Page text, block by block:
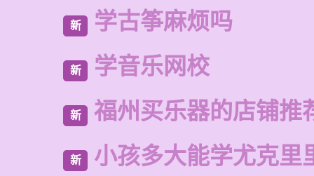
新 学古筝麻烦吗
新 学音乐网校
新 福州买乐器的店铺推
新 小孩多大能学尤克里